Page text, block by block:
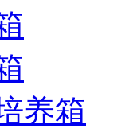
养箱